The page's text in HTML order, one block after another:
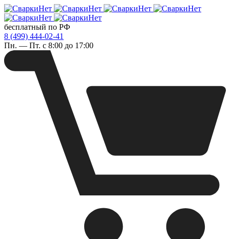
бесплатный по РФ
8 (499) 444-02-41
Пн. — Пт. с 8:00 до 17:00